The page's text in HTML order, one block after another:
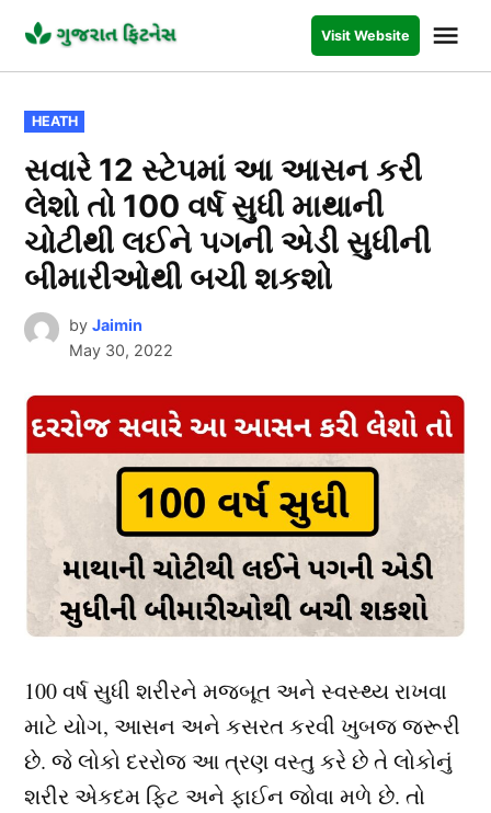
content
FITNESS
Visit Website
POSTED
IN
HEATH
સવારે 12 સ્ટેપમાં આ આસન કરી
લેશો તો 100 વર્ષ સુધી માથાની
ચોટીથી લઈને પગની એડી સુધીની
બીમારીઓથી બચી શકશો
by Jaimin
May 30, 2022
100 વર્ષ સુધી શરીરને મજબૂત અને સ્વસ્થ્ય રાખવા
માટે યોગ, આસન અને કસરત કરવી ખુબજ જરૂરી
છે. જે લોકો દરરોજ આ ત્રણ વસ્તુ કરે છે તે લોકોનું
શરીર એકદમ ફિટ અને ફાઈન જોવા મળે છે. તો